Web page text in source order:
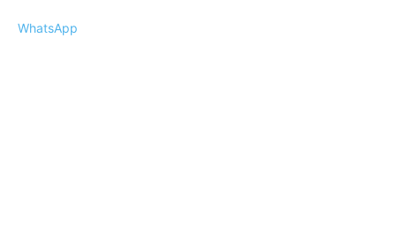
WhatsApp